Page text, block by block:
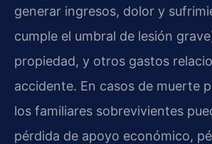
generar ingresos, dolor y
cumple el umbral de lesión
propiedad, y otros gastos
accidente. En casos de muerte
los familiares sobrevivientes
pérdida de apoyo económico,